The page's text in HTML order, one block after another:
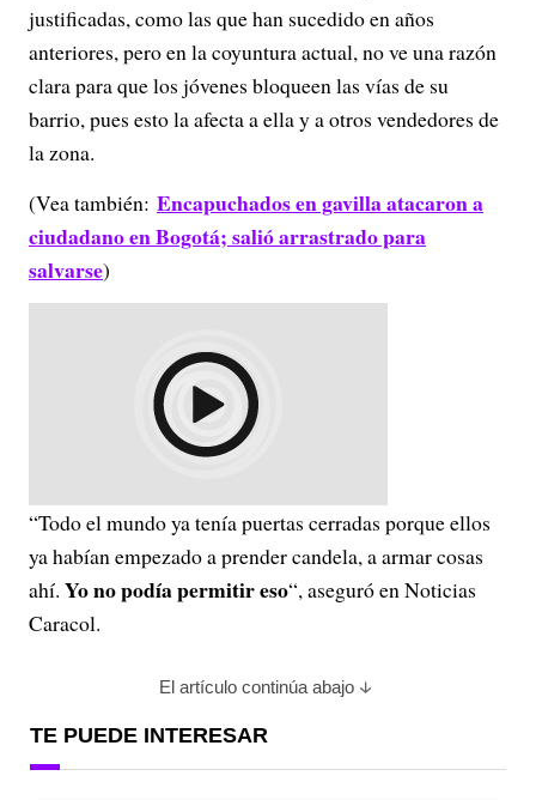
justificadas, como las que han sucedido en años
anteriores, pero en la coyuntura actual, no ve una razón
clara para que los jóvenes bloqueen las vías de su
barrio, pues esto la afecta a ella y a otros vendedores de
la zona.
(Vea también: Encapuchados en gavilla atacaron a
ciudadano en Bogotá; salió arrastrado para
salvarse)
“Todo el mundo ya tenía puertas cerradas porque ellos
ya habían empezado a prender candela, a armar cosas
ahí. Yo no podía permitir eso“, aseguró en Noticias
Caracol.
El artículo continúa abajo
TE PUEDE INTERESAR